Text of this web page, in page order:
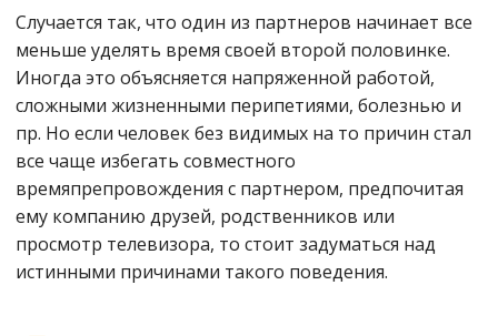
Случается так, что один из партнеров начинает все
меньше уделять время своей второй половинке.
Иногда это объясняется напряженной работой,
сложными жизненными перипетиями, болезнью и
пр. Но если человек без видимых на то причин стал
все чаще избегать совместного
времяпрепровождения с партнером, предпочитая
ему компанию друзей, родственников или
просмотр телевизора, то стоит задуматься над
истинными причинами такого поведения.